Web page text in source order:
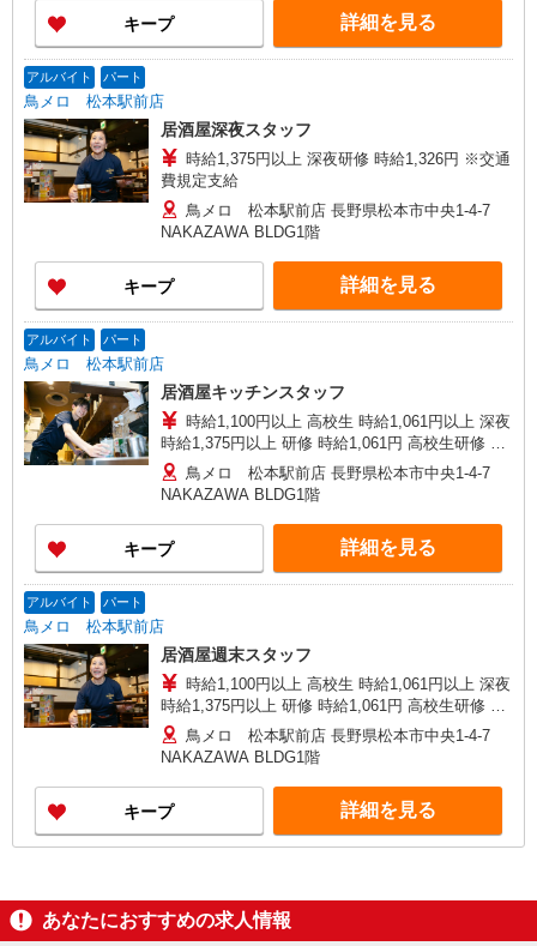
キープ 詳細を見る
アルバイト パート
鳥メロ 松本駅前店
居酒屋深夜スタッフ
時給1,375円以上 深夜研修 時給1,326円 ※交通
費規定支給
鳥メロ 松本駅前店 長野県松本市中央1-4-7
NAKAZAWA BLDG1階
キープ 詳細を見る
アルバイト パート
鳥メロ 松本駅前店
居酒屋キッチンスタッフ
時給1,100円以上 高校生 時給1,061円以上 深夜
時給1,375円以上 研修 時給1,061円 高校生研修 時
給1,061円 深夜研修 時給1,326円 ※交通費規定支
給
鳥メロ 松本駅前店 長野県松本市中央1-4-7
NAKAZAWA BLDG1階
キープ 詳細を見る
アルバイト パート
鳥メロ 松本駅前店
居酒屋週末スタッフ
時給1,100円以上 高校生 時給1,061円以上 深夜
時給1,375円以上 研修 時給1,061円 高校生研修 時
給1,061円 深夜研修 時給1,326円 ※交通費規定支
給
鳥メロ 松本駅前店 長野県松本市中央1-4-7
NAKAZAWA BLDG1階
キープ 詳細を見る
あなたにおすすめの求人情報